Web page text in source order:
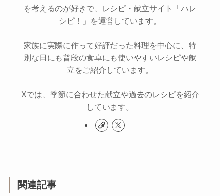
を考えるのが好きで、レシピ・献立サイト「ハレ
シピ！」を運営しています。
家族に実際に作って好評だった料理を中心に、特
別な日にも普段の食卓にも使いやすいレシピや献
立をご紹介しています。
Xでは、季節に合わせた献立や過去のレシピを紹介
しています。
関連記事